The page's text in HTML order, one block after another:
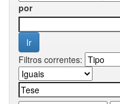
por
Filtros correntes: